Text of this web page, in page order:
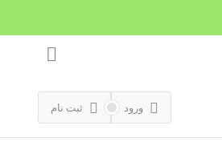
ورود ثبت نام